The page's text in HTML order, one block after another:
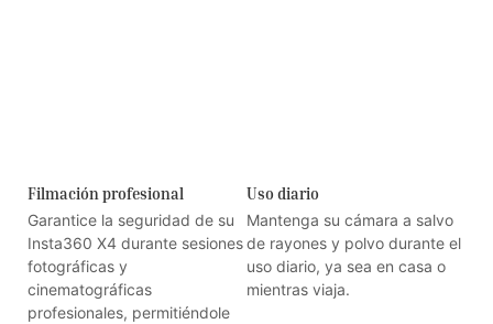
Filmación profesional
Garantice la seguridad de su
Insta360 X4 durante sesiones
fotográficas y
cinematográficas
profesionales, permitiéndole
Uso diario
Mantenga su cámara a salvo
de rayones y polvo durante el
uso diario, ya sea en casa o
mientras viaja.